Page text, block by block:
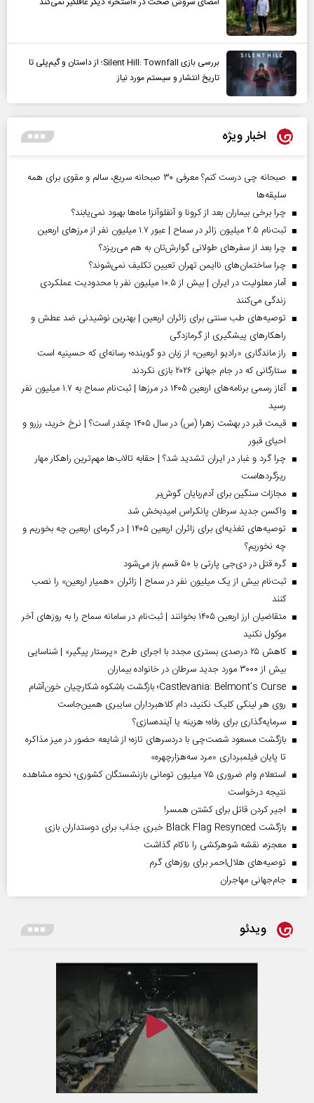
بررسی بازی Silent Hill: Townfall؛ از داستان و گیم‌پلی تا
تاریخ انتشار و سیستم مورد نیاز
اخبار ویژه
صبحانه چی درست کنم؟ معرفی ۳۰ صبحانه سریع، سالم و مقوی برای همه
سلیقه‌ها
چرا برخی بیماران بعد از کرونا و آنفلوآنزا ماه‌ها بهبود نمی‌یابند؟
ثبت‌نام ۲.۵ میلیون زائر در سماح | عبور ۱.۷ میلیون نفر از مرز‌های اربعین
چرا بعد از سفرهای طولانی گوارش‌تان به هم می‌ریزد؟
چرا ساختمان‌های ناایمن تهران تعیین تکلیف نمی‌شوند؟
آمار معلولیت در ایران | بیش از ۱۰.۵ میلیون نفر با محدودیت عملکردی
زندگی می‌کنند
توصیه‌های طب سنتی برای زائران اربعین | بهترین نوشیدنی ضد عطش و
راهکارهای پیشگیری از گرمازدگی
راز ماندگاری «رادیو اربعین» از زبان دو گوینده؛ رسانه‌ای که حسینیه است
ستارگانی که در جام جهانی ۲۰۲۶ بازی نکردند
آغاز رسمی برنامه‌های اربعین ۱۴۰۵ در مرز‌ها | ثبت‌نام سماح به ۱.۷ میلیون نفر
رسید
قیمت قبر در بهشت زهرا (س) در سال ۱۴۰۵ چقدر است؟ | نرخ خرید، رزرو و
احیای قبور
چرا گرد و غبار در ایران تشدید شد؟ | حقابه تالاب‌ها مهم‌ترین راهکار مهار
ریزگردهاست
مجازات سنگین برای آدم‌ربایان گوش‌بر
واکسن جدید سرطان پانکراس امیدبخش شد
توصیه‌های تغذیه‌ای برای زائران اربعین ۱۴۰۵ | در گرمای اربعین چه بخوریم و
چه نخوریم؟
گره قتل در دی‌جی پارتی با ۵۰ قسم باز می‌شود
ثبت‌نام بیش از یک میلیون نفر در سماح | زائران «همیار اربعین» را نصب
کنند
متقاضیان ارز اربعین ۱۴۰۵ بخوانند | ثبت‌نام در سامانه سماح را به روز‌های آخر
موکول نکنید
کاهش ۲۵ درصدی بستری مجدد با اجرای طرح «پرستار پیگیر» | شناسایی
بیش از ۳۰۰۰ مورد جدید سرطان در خانواده بیماران
Castlevania: Belmont’s Curse؛ بازگشت باشکوه شکارچیان خون‌آشام
روی هر لینکی کلیک نکنید، دام کلاهبرداران سایبری همین‌جاست
سرمایه‌گذاری برای رفاه؛ هزینه یا آینده‌سازی؟
بازگشت مسعود شصت‌چی با دردسر‌های تازه؛ از شایعه حضور در میز مذاکره
تا پایان فیلمبرداری «مرد سه‌هزارچهره»
استعلام وام ضروری ۷۵ میلیون تومانی بازنشستگان کشوری؛ نحوه مشاهده
نتیجه درخواست
اجیر کردن قاتل برای کشتن همسر!
بازگشت Black Flag Resynced خبری جذاب برای دوستداران بازی
معجزه، نقشه شوهرکشی را ناکام گذاشت
توصیه‌های هلال‌احمر برای روز‌های گرم
جام‌جهانی مهاجران
ویدئو